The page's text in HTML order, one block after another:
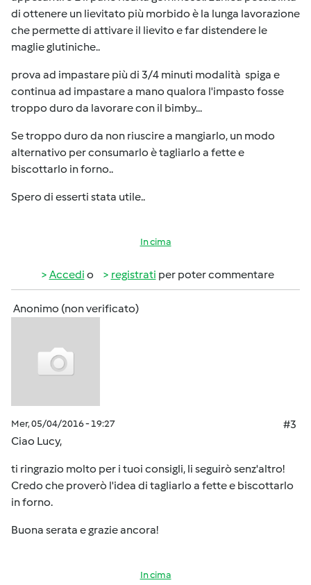
di ottenere un lievitato più morbido è la lunga lavorazione
che permette di attivare il lievito e far distendere le
maglie glutiniche..
prova ad impastare più di 3/4 minuti modalità spiga e
continua ad impastare a mano qualora l'impasto fosse
troppo duro da lavorare con il bimby...
Se troppo duro da non riuscire a mangiarlo, un modo
alternativo per consumarlo è tagliarlo a fette e
biscottarlo in forno..
Spero di esserti stata utile..
In cima
Accedi o registrati per poter commentare
Anonimo (non verificato)
Mer, 05/04/2016 - 19:27
#3
Ciao Lucy,
ti ringrazio molto per i tuoi consigli, li seguirò senz'altro!
Credo che proverò l'idea di tagliarlo a fette e biscottarlo
in forno.
Buona serata e grazie ancora!
In cima